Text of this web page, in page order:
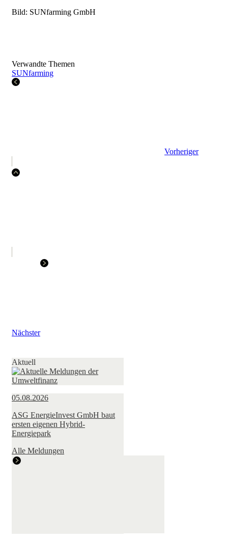
Bild: SUNfarming GmbH
Verwandte Themen
SUNfarming
Vorheriger
Nächster
Aktuell
05.08.2026
ASG EnergieInvest GmbH baut
ersten eigenen Hybrid-
Energiepark
Alle Meldungen